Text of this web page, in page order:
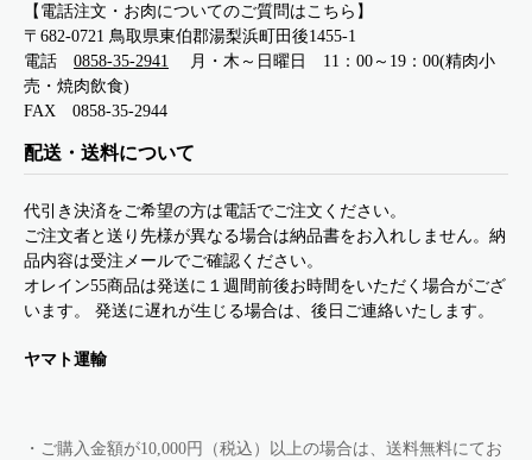
【電話注文・お肉についてのご質問はこちら】
〒682-0721 鳥取県東伯郡湯梨浜町田後1455-1
電話 0858-35-2941
月・木～日曜日 11：00～19：00(精肉小
売・焼肉飲食)
FAX 0858-35-2944
配送・送料について
代引き決済をご希望の方は電話でご注文ください。
ご注文者と送り先様が異なる場合は納品書をお入れしません。納
品内容は受注メールでご確認ください。
オレイン55商品は発送に１週間前後お時間をいただく場合がござ
います。 発送に遅れが生じる場合は、後日ご連絡いたします。
ヤマト運輸
・ご購入金額が10,000円（税込）以上の場合は、送料無料にてお